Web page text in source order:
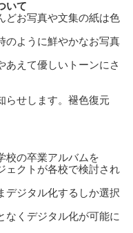
いて
どお写真や文集の紙は色
ように鮮やかなお写真
えて優しいトーンにさ
らせします。褪色復元
校の卒業アルバムを
クトが各校で検討され
ジタル化するしか選択
くデジタル化が可能に